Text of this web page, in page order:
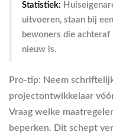
Statistiek:
uitvoeren, staan bij
bewoners die
nieuw is.
Pro-tip: Neem
projectontwikkelaar
Vraag welke
beperken. Dit schept